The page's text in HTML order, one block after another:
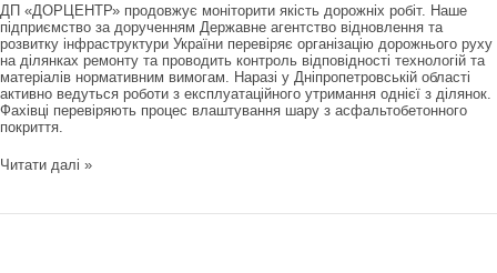
ДП «ДОРЦЕНТР» продовжує моніторити якість дорожніх робіт. Наше
підприємство за дорученням Державне агентство відновлення та
розвитку інфраструктури України перевіряє організацію дорожнього руху
на ділянках ремонту та проводить контроль відповідності технологій та
матеріалів нормативним вимогам. Наразі у Дніпропетровській області
активно ведуться роботи з експлуатаційного утримання однієї з ділянок.
Фахівці перевіряють процес влаштування шару з асфальтобетонного
покриття.
ДП
моніторити
Читати далі »